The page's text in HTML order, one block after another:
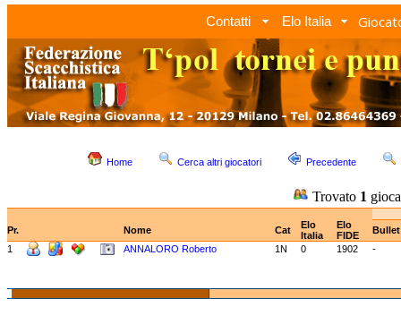
Contatti Elo Italia
Home Cerca altri giocatori Precedente
Trovato 1
Pr. Nome Cat
Elo
Italia
Elo
FIDE
1
ANNALORO Roberto 1N 0 1902 -